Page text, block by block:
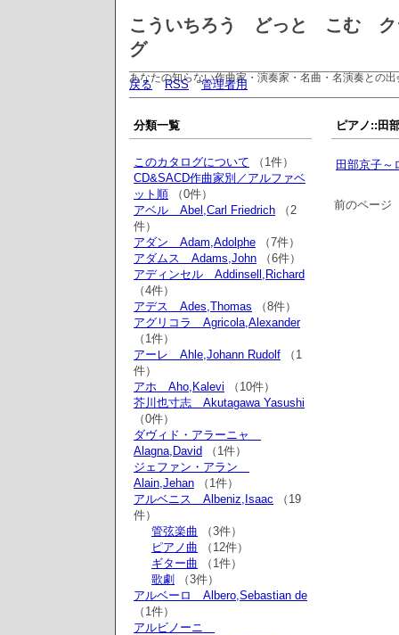
こういちろう どっと こむ ク
グ
あなたの知らない作曲家・演奏家・名曲・名演奏との出
戻る RSS 管理者用
ピアノ::田
田部京子～
前のページ
分類一覧
このカタログについて （1件）
CD&SACD作曲家別／アルファベ
ット順 （0件）
アベル Abel,Carl Friedrich （2
件）
アダン Adam,Adolphe （7件）
アダムス Adams,John （6件）
アディンセル Addinsell,Richard
（4件）
アデス Ades,Thomas （8件）
アグリコラ Agricola,Alexander
（1件）
アーレ Ahle,Johann Rudolf （1
件）
アホ Aho,Kalevi （10件）
芥川也寸志 Akutagawa Yasushi
（0件）
ダヴィド・アラーニャ
Alagna,David （1件）
ジェファン・アラン
Alain,Jehan （1件）
アルベニス Albeniz,Isaac （19
件）
管弦楽曲 （3件）
ピアノ曲 （12件）
ギター曲 （1件）
歌劇
（3件）
アルベーロ Albero,Sebastian de
（1件）
アルビノーニ